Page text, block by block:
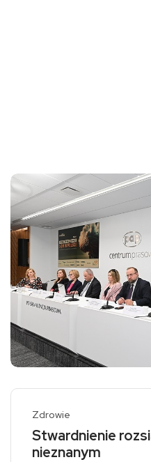
Zdrowie
Stwardnienie
nieznanym